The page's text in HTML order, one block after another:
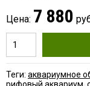
Цена: 7 880
Теги: аквариумное